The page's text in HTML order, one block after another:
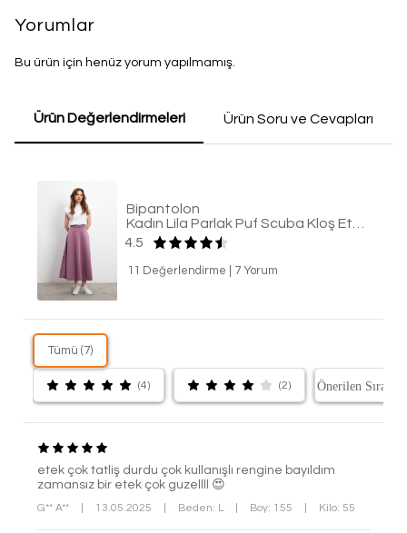
Yorumlar
Bu ürün için henüz yorum yapılmamış.
Ürün Değerlendirmeleri Ürün Soru ve Cevapları
Bipantolon
4.5
11 Değerlendirme 7 Yorum
Tümü (7)
(4) (2)
etek çok tatliş durdu çok kullanışlı rengine bayıldım
zamansız bir etek çok guzellll 😍
G** A** 13.05.2025 Beden: L Boy: 155 Kilo: 55